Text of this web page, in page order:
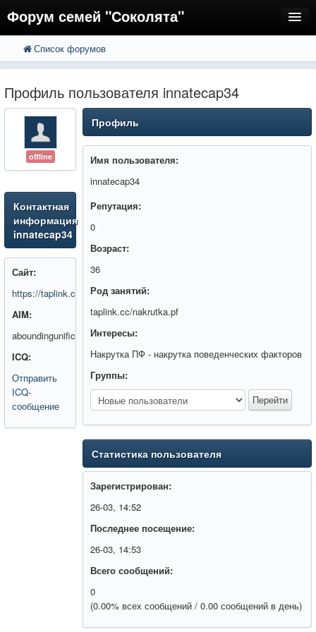
Форум семей "Соколята"
FAQ
Регистрация
Вход
Список форумов
Профиль пользователя innatecap34
offline
Контактная
информация
innatecap34
Сайт:
https://taplink.cc/nakrutka.pf
AIM:
aboundingunific
ICQ:
Отправить
ICQ-
сообщение
Профиль
Имя пользователя:
innatecap34
Репутация:
0
Возраст:
36
Род занятий:
taplink.cc/nakrutka.pf
Интересы:
Накрутка ПФ - накрутка поведенческих факторов
Группы:
Статистика пользователя
Зарегистрирован:
26-03, 14:52
Последнее посещение:
26-03, 14:53
Всего сообщений:
0
(0.00% всех сообщений / 0.00 сообщений в день)